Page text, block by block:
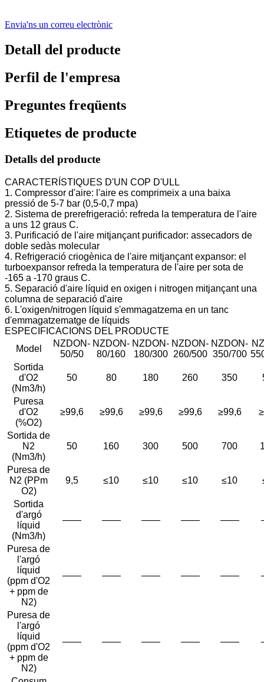
Envia'ns un correu electrònic
Detall del producte
Perfil de l'empresa
Preguntes freqüents
Etiquetes de producte
Detalls del producte
CARACTERÍSTIQUES D'UN COP D'ULL
1. Compressor d'aire: l'aire es comprimeix a una baixa
pressió de 5-7 bar (0,5-0,7 mpa)
2. Sistema de prerefrigeració: refreda la temperatura de l'aire
a uns 12 graus C.
3. Purificació de l'aire mitjançant purificador: assecadors de
doble sedàs molecular
4. Refrigeració criogènica de l'aire mitjançant expansor: el
turboexpansor refreda la temperatura de l'aire per sota de
-165 a -170 graus C.
5. Separació d'aire líquid en oxigen i nitrogen mitjançant una
columna de separació d'aire
6. L'oxigen/nitrogen líquid s'emmagatzema en un tanc
d'emmagatzematge de líquids
ESPECIFICACIONS DEL PRODUCTE
Model
NZDON-
50/50
NZDON-
80/160
NZDON-
180/300
NZDON-
260/500
NZDON-
350/700
Sortida
d'O2
(Nm3/h)
50 80 180 260 350
Puresa
d'O2
(%O2)
≥99,6 ≥99,6 ≥99,6 ≥99,6 ≥99,6
Sortida de
N2
(Nm3/h)
50 160 300 500 700
Puresa de
N2 (PPm
O2)
9,5 ≤10 ≤10 ≤10 ≤10
Sortida
d'argó
líquid
(Nm3/h)
—— —— —— —— ——
Puresa de
l'argó
líquid
(ppm d'O2
+ ppm de
N2)
—— —— —— —— ——
Puresa de
l'argó
líquid
(ppm d'O2
+ ppm de
N2)
—— —— —— —— ——